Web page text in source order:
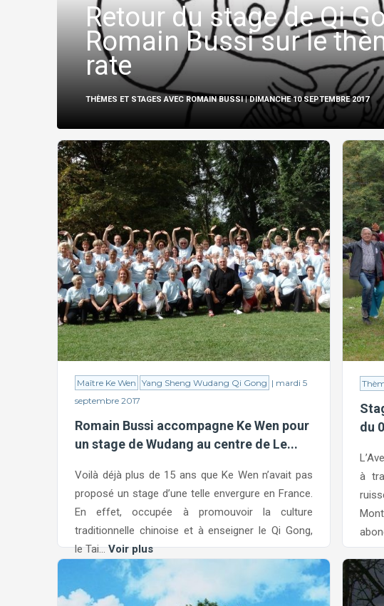
Retour du stage de Qi
Romain Bussi sur le
rate
THÈMES ET STAGES AVEC ROMAIN BUSSI| DIMANCHE 10 SEPTEMBRE 2017
Maître Ke Wen Yang Sheng Wudang Qi Gong | mardi 5
septembre 2017
Romain Bussi accompagne Ke Wen pour
un stage de Wudang au centre de Le...
Voilà déjà plus de 15 ans que Ke Wen n’avait pas
proposé un stage d’une telle envergure en France.
En effet, occupée à promouvoir la culture
traditionnelle chinoise et à enseigner le Qi Gong,
le Tai...Voir plus
du
à